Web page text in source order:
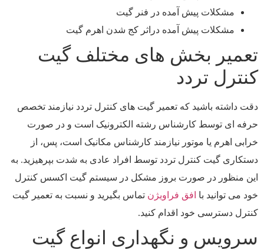
مشکلات پیش آمده در فنر گیت
مشکلات پیش آمده دراثر کج شدن اهرم گیت
تعمیر بخش های مختلف گیت
کنترل تردد
دقت داشته باشید که تعمیر گیت های کنترل تردد نیازمند تخصص
حرفه ای توسط کارشناس رشته الکترونیک است و در صورت
خرابی اهرم یا موتور نیازمند کارشناس مکانیک است، پس، از
دستکاری گیت کنترل تردد توسط افراد عادی به شدت بپرهیزید. به
این منظور در صورت بروز مشکل در سیستم گیت اکسس کنترل
خود می توانید با افق فراویژن تماس بگیرید و نسبت به تعمیر گیت
کنترل دسترسی خود اقدام کنید.
سرویس و نگهداری انواع گیت